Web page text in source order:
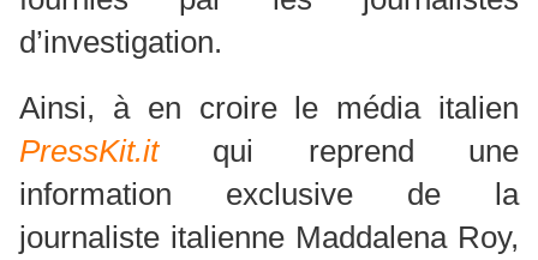
d’investigation.
Ainsi, à en croire le média italien
PressKit.itqui reprend une
information exclusive de la
journaliste italienne Maddalena Roy,